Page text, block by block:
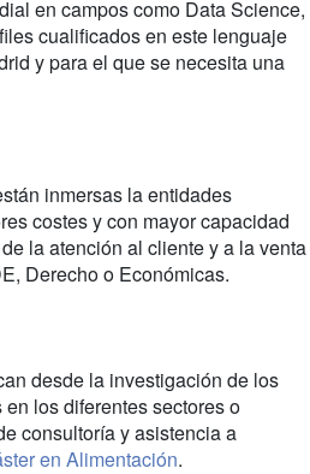
en campos como Data Science,
cualificados en este lenguaje
y para el que se necesita una
inmersas la entidades
costes y con mayor capacidad
la atención al cliente y a la venta
Derecho o Económicas.
desde la investigación de los
los diferentes sectores o
consultoría y asistencia a
en Alimentación.